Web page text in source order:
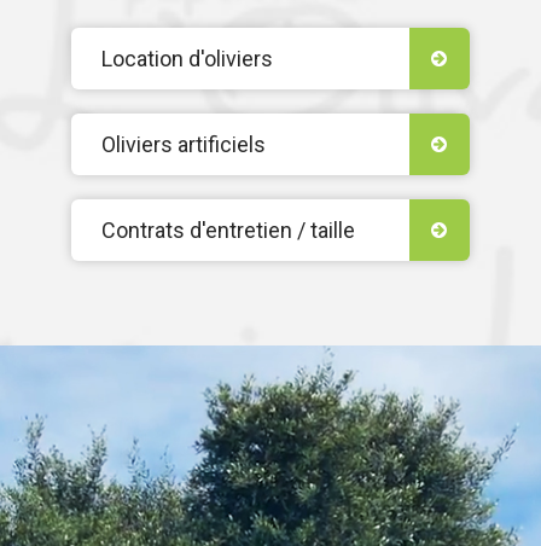
Location d'oliviers
Oliviers artificiels
Contrats d'entretien / taille